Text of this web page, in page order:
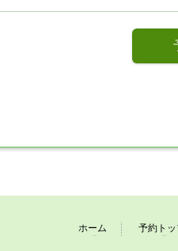
ホーム 予約ト